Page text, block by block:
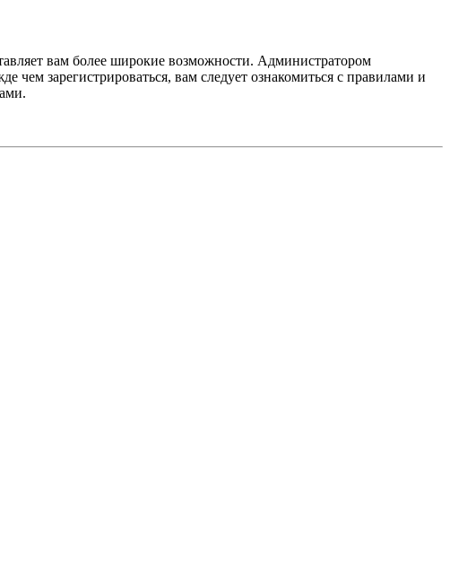
вам более широкие возможности. Администратором
зарегистрироваться, вам следует ознакомиться с правилами и